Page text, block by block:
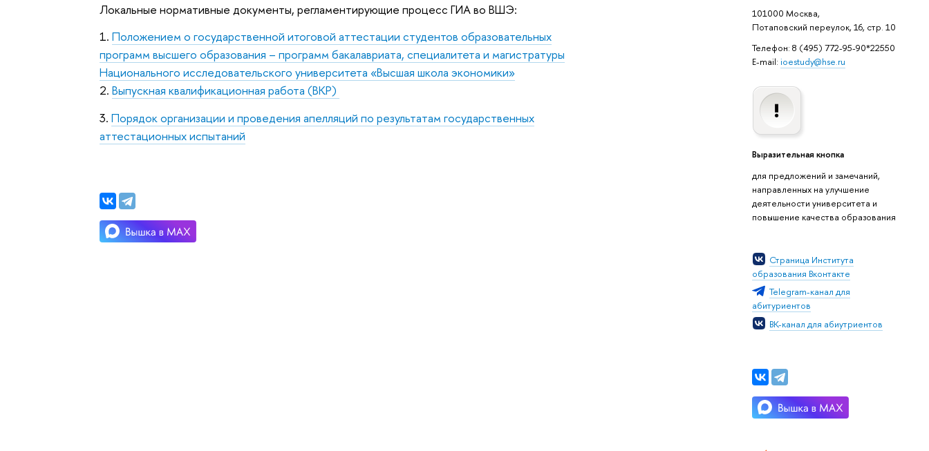
101000 Москва,
Потаповский переулок, 16, стр. 10
Телефон: 8 (495) 772-95-90*22550
E-mail: ioestudy@hse.ru
Выразительная кнопка
для предложений и замечаний,
направленных на улучшение
деятельности университета и
повышение качества образования
Страница Института
образования Вконтакте
Telegram-канал для
абитуриентов
ВК-канал для абиутриентов
Локальные нормативные документы, регламентирующие процесс ГИА во ВШЭ:
1.Положением о государственной итоговой аттестации студентов образовательных
программ высшего образования – программ бакалавриата, специалитета и магистратуры
Национального исследовательского университета «Высшая школа экономики»
2.Выпускная квалификационная работа (ВКР)
3.Порядок организации и проведения апелляций по результатам государственных
аттестационных испытаний